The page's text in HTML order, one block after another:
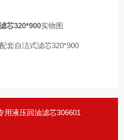
芯320*900实物图
用液压回油滤芯306601